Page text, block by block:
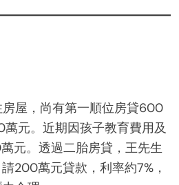
屋，尚有第一順位房貸600
元。近期因孩子教育費用及
元。透過二胎房貸，王先生
200萬元貸款，利率約7%，